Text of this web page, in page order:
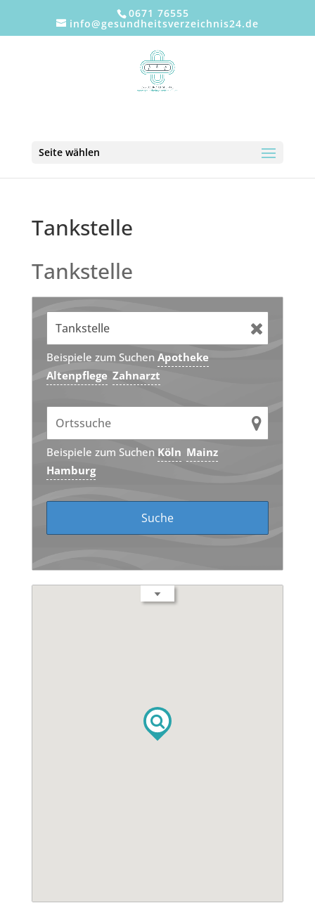
0671 76555
info@gesundheitsverzeichnis24.de
Seite wählen
Tankstelle
Tankstelle
Beispiele zum Suchen Apotheke
Altenpflege Zahnarzt
Beispiele zum Suchen Köln Mainz
Hamburg